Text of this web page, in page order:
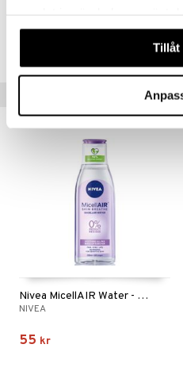
våra cookies vid fortsatt
Tillåt
Lägsta pris senaste 30 dagarna: 569
Populära
Nivea MicellAIR Water - Sensitive Skin
NIVEA
55 kr